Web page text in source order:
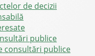
de decizii
publice
consultări publice